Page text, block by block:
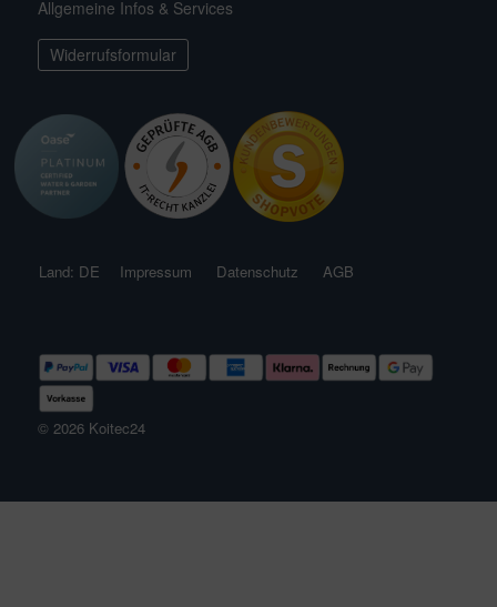
Allgemeine Infos & Services
Widerrufsformular
© 2026 Koitec24
Land: DE Impressum Datenschutz AGB
für Teichfilter
& Wasserspiele